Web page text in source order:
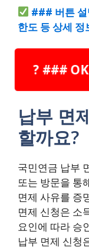
### 버튼 설
한도 등 상세
? ###
납부 면
할까요?
국민연금 납부
또는 방문을 통
면제 사유를 증
면제 신청은 소
요인에 따라 승
납부 면제 신청